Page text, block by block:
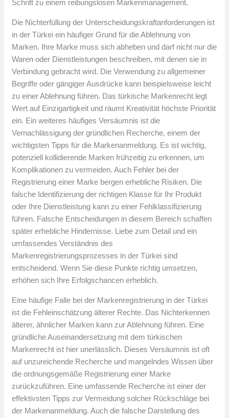
Schritt zu einem reibungslosen Markenmanagement.
Die Nichterfüllung der Unterscheidungskraftanforderungen ist
in der Türkei ein häufiger Grund für die Ablehnung von
Marken. Ihre Marke muss sich abheben und darf nicht nur die
Waren oder Dienstleistungen beschreiben, mit denen sie in
Verbindung gebracht wird. Die Verwendung zu allgemeiner
Begriffe oder gängiger Ausdrücke kann beispielsweise leicht
zu einer Ablehnung führen. Das türkische Markenrecht legt
Wert auf Einzigartigkeit und räumt Kreativität höchste Priorität
ein. Ein weiteres häufiges Versäumnis ist die
Vernachlässigung der gründlichen Recherche, einem der
wichtigsten Tipps für die Markenanmeldung. Es ist wichtig,
potenziell kollidierende Marken frühzeitig zu erkennen, um
Komplikationen zu vermeiden. Auch Fehler bei der
Registrierung einer Marke bergen erhebliche Risiken. Die
falsche Identifizierung der richtigen Klasse für Ihr Produkt
oder Ihre Dienstleistung kann zu einer Fehlklassifizierung
führen. Falsche Entscheidungen in diesem Bereich schaffen
später erhebliche Hindernisse. Liebe zum Detail und ein
umfassendes Verständnis des
Markenregistrierungsprozesses in der Türkei sind
entscheidend. Wenn Sie diese Punkte richtig umsetzen,
erhöhen sich Ihre Erfolgschancen erheblich.
Eine häufige Falle bei der Markenregistrierung in der Türkei
ist die Fehleinschätzung älterer Rechte. Das Nichterkennen
älterer, ähnlicher Marken kann zur Ablehnung führen. Eine
gründliche Auseinandersetzung mit dem türkischen
Markenrecht ist hier unerlässlich. Dieses Versäumnis ist oft
auf unzureichende Recherche und mangelndes Wissen über
die ordnungsgemäße Registrierung einer Marke
zurückzuführen. Eine umfassende Recherche ist einer der
effektivsten Tipps zur Vermeidung solcher Rückschläge bei
der Markenanmeldung. Auch die falsche Darstellung des